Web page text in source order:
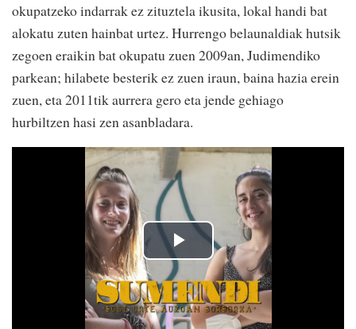
okupatzeko indarrak ez zituztela ikusita, lokal handi bat
alokatu zuten hainbat urtez. Hurrengo belaunaldiak hutsik
zegoen eraikin bat okupatu zuen 2009an, Judimendiko
parkean; hilabete besterik ez zuen iraun, baina hazia erein
zuen, eta 2011tik aurrera gero eta jende gehiago
hurbiltzen hasi zen asanbladara.